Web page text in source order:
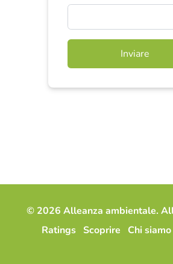
Inviare
© 2026 Alleanza ambientale.
Ratings Scoprire Chi siamo